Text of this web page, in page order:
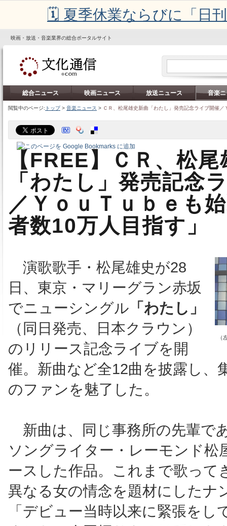
🗓️ 夏季休業ならびに「日
映画・放送・音楽業界の総合ポータルサイト
総合ニュース 映画ニュース 放送ニュース 音楽
閲覧中のページ: トップ> 音楽ニュース > ＣＲ、松尾雄史新曲「わたし」発売記念ライブ開催
【FREE】ＣＲ、松
「わたし」発売記念
／ＹｏｕＴｕｂｅも
者数10万人目指す」
（
演歌歌手・松尾雄史が28
日、東京・マリーグラン赤坂
でニューシングル 「わたし」
（同日発売、日本クラウン）
のリリース記念ライブを開
催。新曲など全12曲を披露し、
のファンを魅了した。
新曲は、同じ事務所の先輩で
ソングライター・レーモンド松
ースした作品。これまで歌って
異なる女の情念を題材にしたナ
「デビュー当時以来に緊張をし